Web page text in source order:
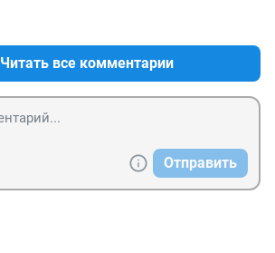
Читать все комментарии
Отправить